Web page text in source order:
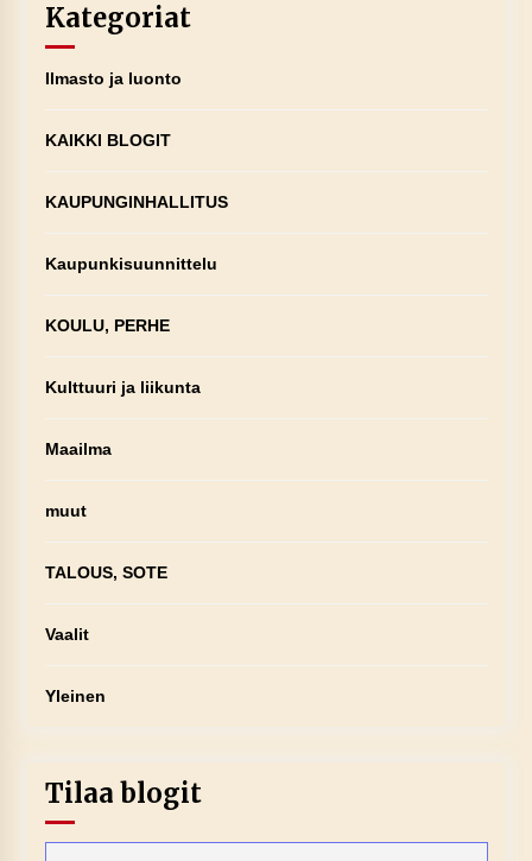
Kategoriat
Ilmasto ja luonto
KAIKKI BLOGIT
KAUPUNGINHALLITUS
Kaupunkisuunnittelu
KOULU, PERHE
Kulttuuri ja liikunta
Maailma
muut
TALOUS, SOTE
Vaalit
Yleinen
Tilaa blogit